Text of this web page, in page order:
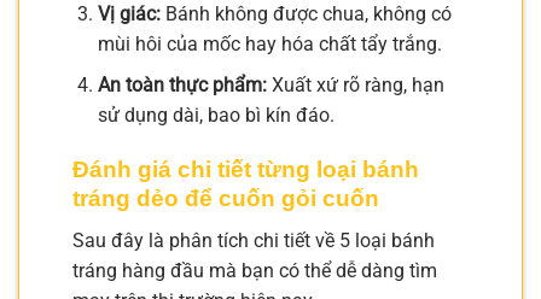
Vị giác:Bánh không được chua, không có
mùi hôi của mốc hay hóa chất tẩy trắng.
An toàn thực phẩm:Xuất xứ rõ ràng, hạn
sử dụng dài, bao bì kín đáo.
Đánh giá chi tiết từng loại bánh
tráng dẻo để cuốn gỏi cuốn
Sau đây là phân tích chi tiết về 5 loại bánh
tráng hàng đầu mà bạn có thể dễ dàng tìm